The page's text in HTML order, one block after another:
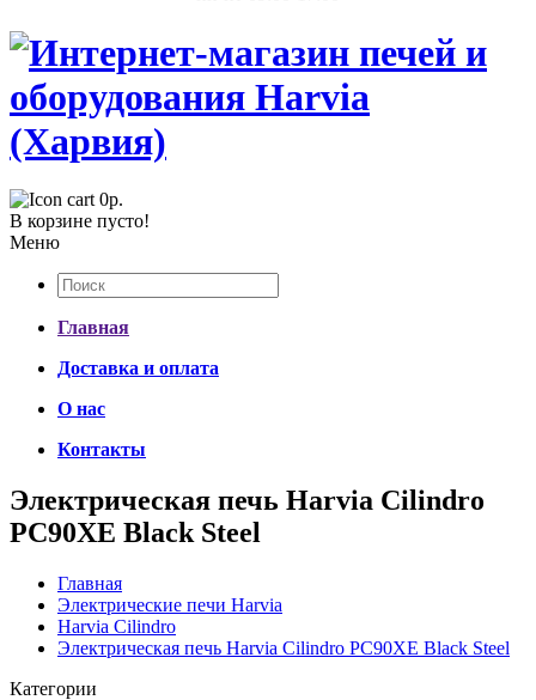
0р.
В корзине пусто!
Меню
Главная
Доставка и оплата
О нас
Контакты
Электрическая печь Harvia Cilindro
PC90XE Black Steel
Главная
Электрические печи Harvia
Harvia Cilindro
Электрическая печь Harvia Cilindro PC90XE Black Steel
Категории